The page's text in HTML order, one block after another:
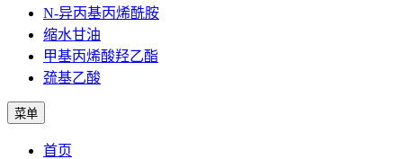
N-异丙基丙烯酰胺
缩水甘油
甲基丙烯酸羟乙酯
巯基乙酸
菜单
首页